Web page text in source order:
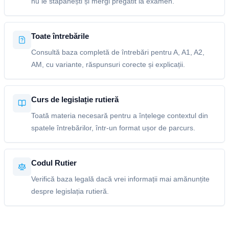
Toate întrebările
Consultă baza completă de întrebări pentru A, A1, A2,
AM, cu variante, răspunsuri corecte și explicații.
Curs de legislație rutieră
Toată materia necesară pentru a înțelege contextul din
spatele întrebărilor, într-un format ușor de parcurs.
Codul Rutier
Verifică baza legală dacă vrei informații mai amănunțite
despre legislația rutieră.